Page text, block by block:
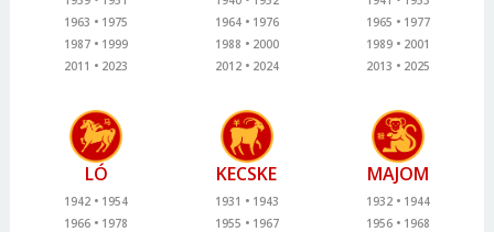
1963
1975
1987
1999
2011
2023
1964
1976
1988
2000
2012
2024
1965
1977
1989
2001
2013
2025
LÓ
1942
1954
1966
1978
KECSKE
1931
1943
1955
1967
MAJOM
1932
1944
1956
1968